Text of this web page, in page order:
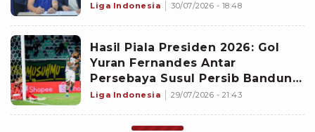
Liga Indonesia 30/07/2026 - 18:48
Hasil Piala Presiden 2026: Gol
Yuran Fernandes Antar
Persebaya Susul Persib Bandung
ke Semifinal
Liga Indonesia 29/07/2026 - 21:43